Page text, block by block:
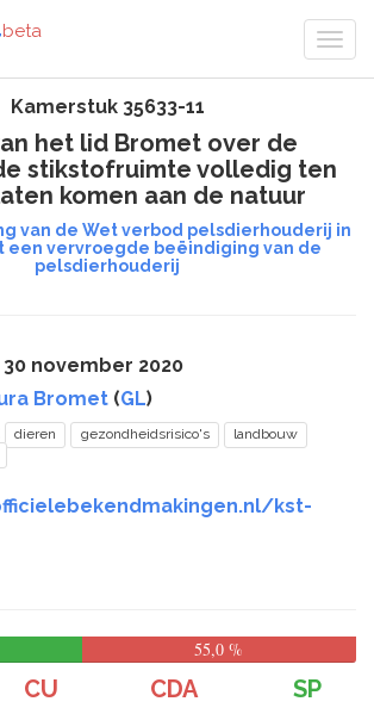
beta
Kamerstuk 35633-11
het lid Bromet over de
stikstofruimte volledig ten
komen aan de natuur
van de Wet verbod pelsdierhouderij in
een vervroegde beëindiging van de
pelsdierhouderij
november 2020
Bromet (GL)
dieren gezondheidsrisico's
landbouw
kst-
55,0 %
CU CDA
SP